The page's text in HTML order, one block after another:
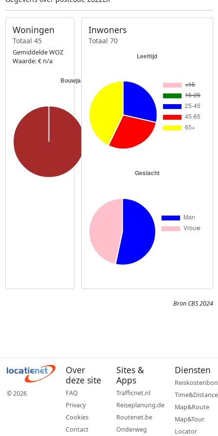
Woningen
Totaal 45
Gemiddelde WOZ
Waarde: € n/a
Inwoners
Totaal 70
Bron CBS 2024
© 2026
Over
deze site
FAQ
Privacy
Cookies
Contact
Sites &
Apps
Trafficnet.nl
Reiseplanung.de
Routenet.be
Onderweg
Diensten
Reiskostenbon
Time&Distance
Map&Route
Map&Tour
Locator